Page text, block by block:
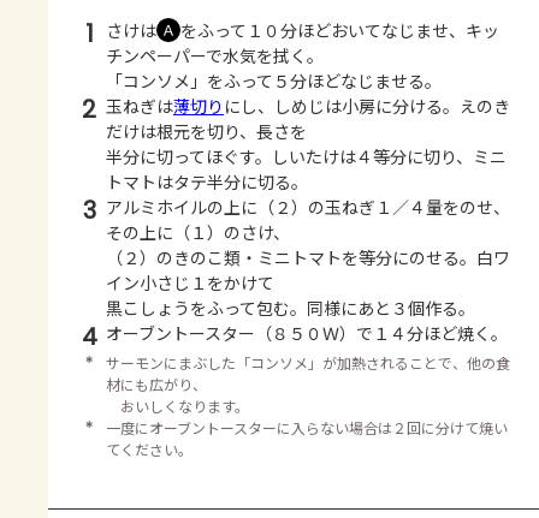
1 さけは Ａ をふって１０分ほどおいてなじませ、キッ
チンペーパーで水気を拭く。
「コンソメ」をふって５分ほどなじませる。
2 玉ねぎは薄切り にし、しめじは小房に分ける。えのき
だけは根元を切り、長さを
半分に切ってほぐす。しいたけは４等分に切り、ミニ
トマトはタテ半分に切る。
3 アルミホイルの上に（２）の玉ねぎ１／４量をのせ、
その上に（１）のさけ、
（２）のきのこ類・ミニトマトを等分にのせる。白ワ
イン小さじ１をかけて
黒こしょうをふって包む。同様にあと３個作る。
4 オーブントースター（８５０Ｗ）で１４分ほど焼く。
＊
サーモンにまぶした「コンソメ」が加熱されることで、他の食
材にも広がり、
おいしくなります。
＊
一度にオーブントースターに入らない場合は２回に分けて焼い
てください。